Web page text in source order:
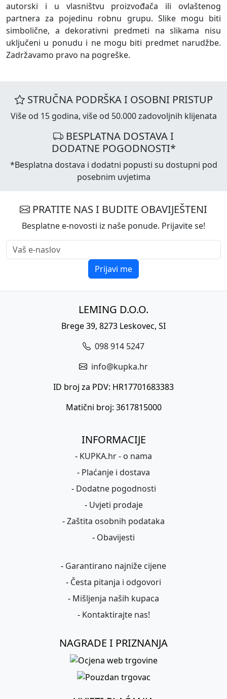
autorski i u vlasništvu proizvođača ili ovlaštenog
partnera za pojedinu robnu grupu. Slike mogu biti
simbolične, a dekorativni predmeti na slikama nisu
uključeni u ponudu i ne mogu biti predmet narudžbe.
Zadržavamo pravo na pogreške.
STRUČNA PODRŠKA I OSOBNI PRISTUP
Više od 15 godina, više od 50.000 zadovoljnih klijenata
BESPLATNA DOSTAVA I
DODATNE POGODNOSTI*
*Besplatna dostava i dodatni popusti su dostupni pod
posebnim uvjetima
PRATITE NAS I BUDITE OBAVIJEŠTENI
Besplatne e-novosti iz naše ponude. Prijavite se!
Prijavi me
LEMING D.O.O.
Brege 39, 8273 Leskovec, SI
098 914 5247
info@kupka.hr
ID broj za PDV: HR17701683383
Matični broj: 3617815000
INFORMACIJE
- KUPKA.hr - o nama
- Plaćanje i dostava
- Dodatne pogodnosti
- Uvjeti prodaje
-Zaštita osobnih podataka
- Obavijesti
- Garantirano najniže cijene
- Česta pitanja i odgovori
- Mišljenja naših kupaca
- Kontaktirajte nas!
NAGRADE I PRIZNANJA